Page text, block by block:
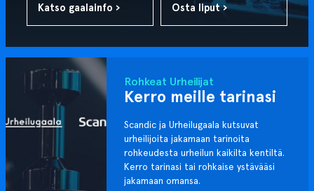
Katso gaalainfo › Osta liput ›
Rohkeat Urheilijat
Kerro meille tarinasi
Scandic ja Urheilugaala kutsuvat
urheilijoita jakamaan tarinoita
rohkeudesta urheilun kaikilta kentiltä.
Kerro tarinasi tai rohkaise ystävääsi
jakamaan omansa.